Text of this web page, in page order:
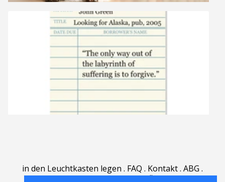
in den Leuchtkasten legen . FAQ . Kontakt. ABG .